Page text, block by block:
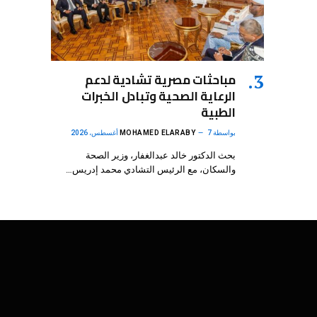
مباحثات مصرية تشادية لدعم
الرعاية الصحية وتبادل الخبرات
الطبية
بواسطة MOHAMED ELARABY 7 أغسطس، 2026
بحث الدكتور خالد عبدالغفار، وزير الصحة
والسكان، مع الرئيس التشادي محمد إدريس…